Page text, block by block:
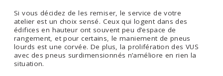
Si vous décidez de les remiser, le service de votre
atelier est un choix sensé. Ceux qui logent dans des
édifices en hauteur ont souvent peu d’espace de
rangement, et pour certains, le maniement de pneus
lourds est une corvée. De plus, la prolifération des VUS
avec des pneus surdimensionnés n’améliore en rien la
situation.